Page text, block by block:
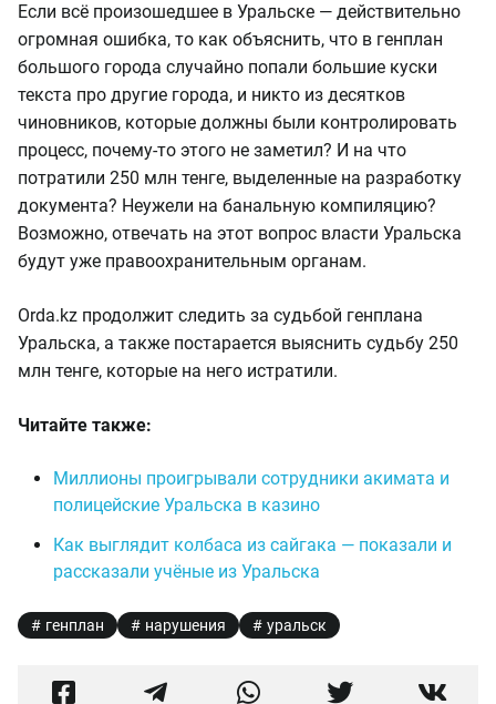
Если всё произошедшее в Уральске — действительно
огромная ошибка, то как объяснить, что в генплан
большого города случайно попали большие куски
текста про другие города, и никто из десятков
чиновников, которые должны были контролировать
процесс, почему-то этого не заметил? И на что
потратили 250 млн тенге, выделенные на разработку
документа? Неужели на банальную компиляцию?
Возможно, отвечать на этот вопрос власти Уральска
будут уже правоохранительным органам.
Orda.kz продолжит следить за судьбой генплана
Уральска, а также постарается выяснить судьбу 250
млн тенге, которые на него истратили.
Читайте также:
Миллионы проигрывали сотрудники акимата и
полицейские Уральска в казино
Как выглядит колбаса из сайгака — показали и
рассказали учёные из Уральска
генплан нарушения уральск